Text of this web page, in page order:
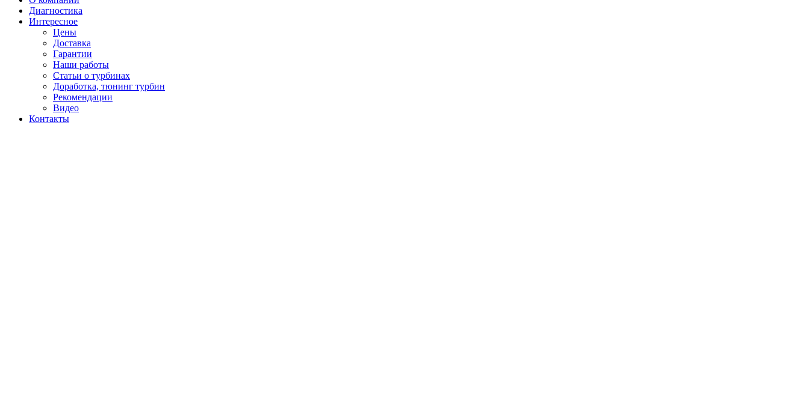
Диагностика
Интересное
Цены
Доставка
Гарантии
Наши работы
Статьи о турбинах
Доработка, тюнинг турбин
Рекомендации
Видео
Контакты